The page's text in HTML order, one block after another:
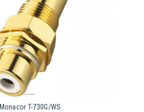
Monacor T-730G/WS